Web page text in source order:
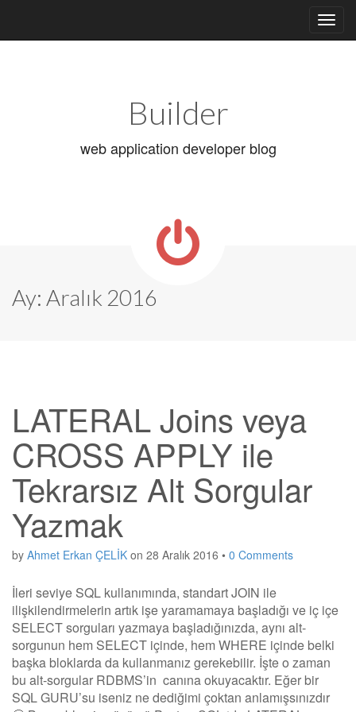
Builder
web application developer blog
Ay: Aralık 2016
LATERAL Joins veya
CROSS APPLY ile
Tekrarsız Alt Sorgular
Yazmak
by Ahmet Erkan ÇELİK on 28 Aralık 2016 • 0 Comments
İleri seviye SQL kullanımında, standart JOIN ile
ilişkilendirmelerin artık işe yaramamaya başladığı ve iç içe
SELECT sorguları yazmaya başladığınızda, aynı alt-
sorgunun hem SELECT içinde, hem WHERE içinde belki
başka bloklarda da kullanmanız gerekebilir. İşte o zaman
bu alt-sorgular RDBMS’in canına okuyacaktır. Eğer bir
SQL GURU’su iseniz ne dediğimi çoktan anlamışsınızdır